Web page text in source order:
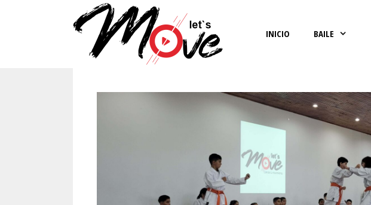
INICIO BAILE